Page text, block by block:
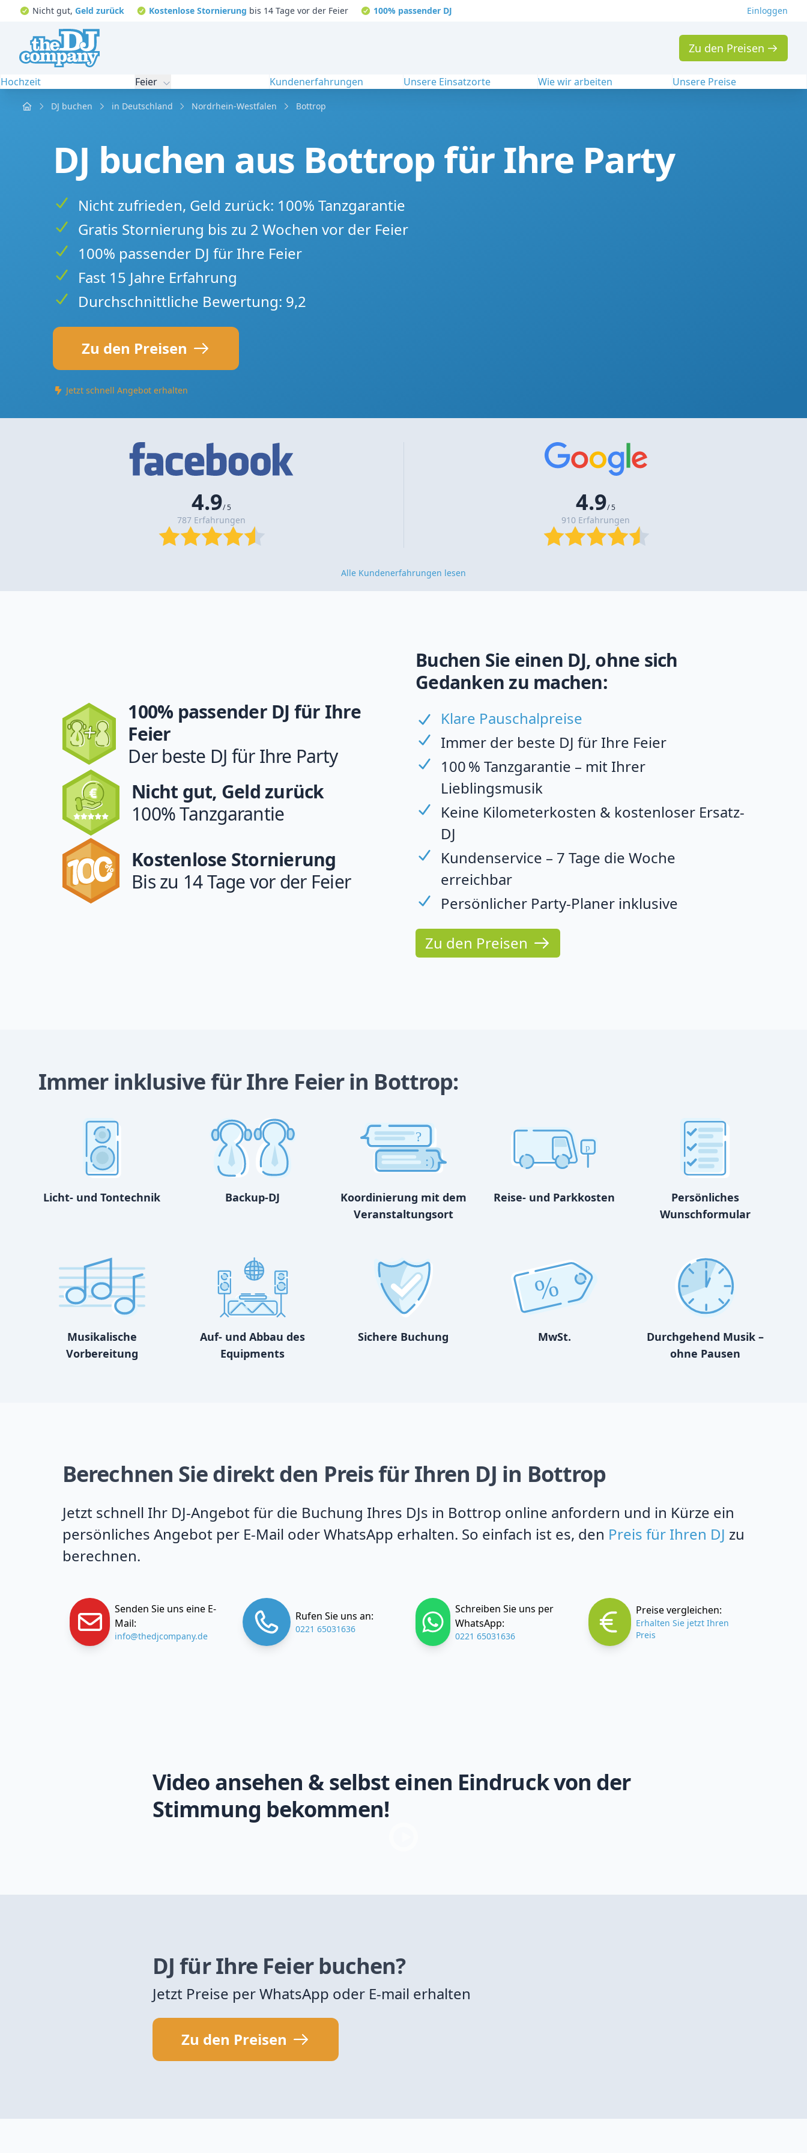
Nicht gut, Geld zurück Kostenlose Stornierung bis 14 Tage vor der Feier 100% passender DJ Einloggen
Zu den Preisen
Hochzeit Feier Kundenerfahrungen Unsere Einsatzorte Wie wir arbeiten Unsere Preise
Home DJ buchen in Deutschland Nordrhein-Westfalen Bottrop
DJ buchen aus Bottrop für Ihre Party
Nicht zufrieden, Geld zurück: 100% Tanzgarantie
Gratis Stornierung bis zu 2 Wochen vor der Feier
100% passender DJ für Ihre Feier
Fast 15 Jahre Erfahrung
Durchschnittliche Bewertung: 9,2
Zu den Preisen
Jetzt schnell Angebot erhalten
4.9/ 5
787 Erfahrungen
4.9/ 5
910 Erfahrungen
Alle Kundenerfahrungen lesen
100% passender DJ für Ihre
Feier
Der beste DJ für Ihre Party
Nicht gut, Geld zurück
100% Tanzgarantie
Kostenlose Stornierung
Bis zu 14 Tage vor der Feier
Buchen Sie einen DJ, ohne sich
Gedanken zu machen:
Klare Pauschalpreise
Immer der beste DJ für Ihre Feier
100 % Tanzgarantie – mit Ihrer
Lieblingsmusik
Keine Kilometerkosten & kostenloser Ersatz-
DJ
Kundenservice – 7 Tage die Woche
erreichbar
Persönlicher Party-Planer inklusive
Zu den Preisen
Immer inklusive für Ihre Feier in Bottrop:
Licht- und Tontechnik Backup-DJ
?
:)
Koordinierung mit dem
Veranstaltungsort
p
Reise- und Parkkosten
Persönliches
Wunschformular
Musikalische
Vorbereitung
Auf- und Abbau des
Equipments
Sichere Buchung
%
MwSt.
Durchgehend Musik –
ohne Pausen
Berechnen Sie direkt den Preis für Ihren DJ in Bottrop
Jetzt schnell Ihr DJ-Angebot für die Buchung Ihres DJs in Bottrop online anfordern und in Kürze ein
persönliches Angebot per E-Mail oder WhatsApp erhalten. So einfach ist es, den Preis für Ihren DJ zu
berechnen.
Senden Sie uns eine E-
Mail:
info@thedjcompany.de
Rufen Sie uns an:
0221 65031636
Schreiben Sie uns per
WhatsApp:
0221 65031636
Preise vergleichen:
Erhalten Sie jetzt Ihren
Preis
Video ansehen & selbst einen Eindruck von der
Stimmung bekommen!
DJ für Ihre Feier buchen?
Jetzt Preise per WhatsApp oder E-mail erhalten
Zu den Preisen